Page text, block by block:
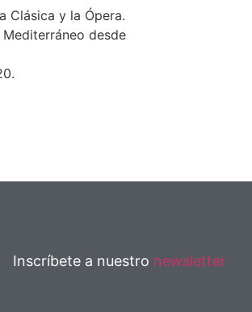
Clásica y la Ópera.
desde
Inscríbete a nuestro newsletter